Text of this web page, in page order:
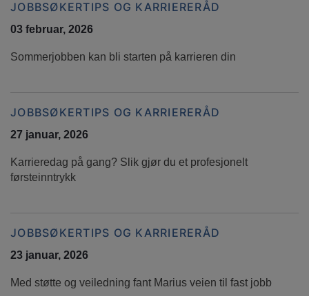
JOBBSØKERTIPS OG KARRIERERÅD
03 februar, 2026
Sommerjobben kan bli starten på karrieren din
JOBBSØKERTIPS OG KARRIERERÅD
27 januar, 2026
Karrieredag på gang? Slik gjør du et profesjonelt
førsteinntrykk
JOBBSØKERTIPS OG KARRIERERÅD
23 januar, 2026
Med støtte og veiledning fant Marius veien til fast jobb